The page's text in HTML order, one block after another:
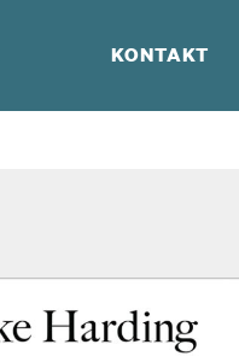
KONTAKT